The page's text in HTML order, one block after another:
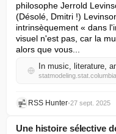
philosophe Jerrold
(Désolé, Dmitri !)
intrinsèquement « dans
visuel n'est pas, car la
alors que vous...
RSS Hunter•27 sept. 2025
Une histoire sélective